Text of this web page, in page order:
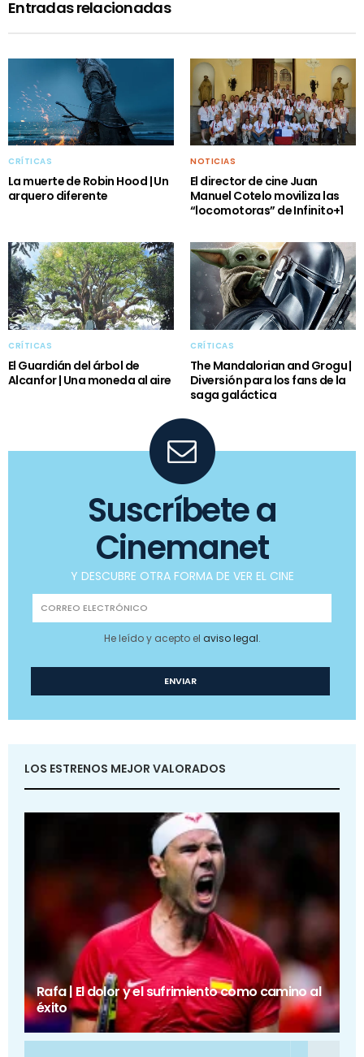
Entradas relacionadas
CRÍTICAS
La muerte de Robin Hood | Un
arquero diferente
NOTICIAS
El director de cine Juan
Manuel Cotelo moviliza las
“locomotoras” de Infinito+1
CRÍTICAS
El Guardián del árbol de
Alcanfor | Una moneda al aire
CRÍTICAS
The Mandalorian and Grogu |
Diversión para los fans de la
saga galáctica
Suscríbete a
Cinemanet
Y DESCUBRE OTRA FORMA DE VER EL CINE
He leído y acepto el aviso legal.
LOS ESTRENOS MEJOR VALORADOS
Rafa | El dolor y el sufrimiento como camino al
éxito